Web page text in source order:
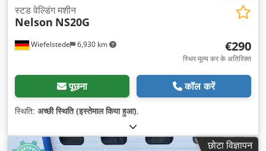
Wiefelstede 6,930 km
स्टड वेल्डिंग मशीन
Nelson NS20G
€290
स्थिर मूल्य कर के अतिरिक्त
पूछना कॉल करें
स्थिति: अच्छी स्थिति (इस्तेमाल किया हुआ),
छोटा विज्ञापन